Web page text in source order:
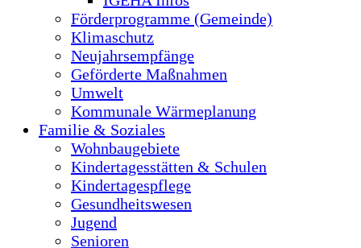
Förderprogramme (Gemeinde)
Klimaschutz
Neujahrsempfänge
Geförderte Maßnahmen
Umwelt
Kommunale Wärmeplanung
Familie & Soziales
Wohnbaugebiete
Kindertagesstätten & Schulen
Kindertagespflege
Gesundheitswesen
Jugend
Senioren